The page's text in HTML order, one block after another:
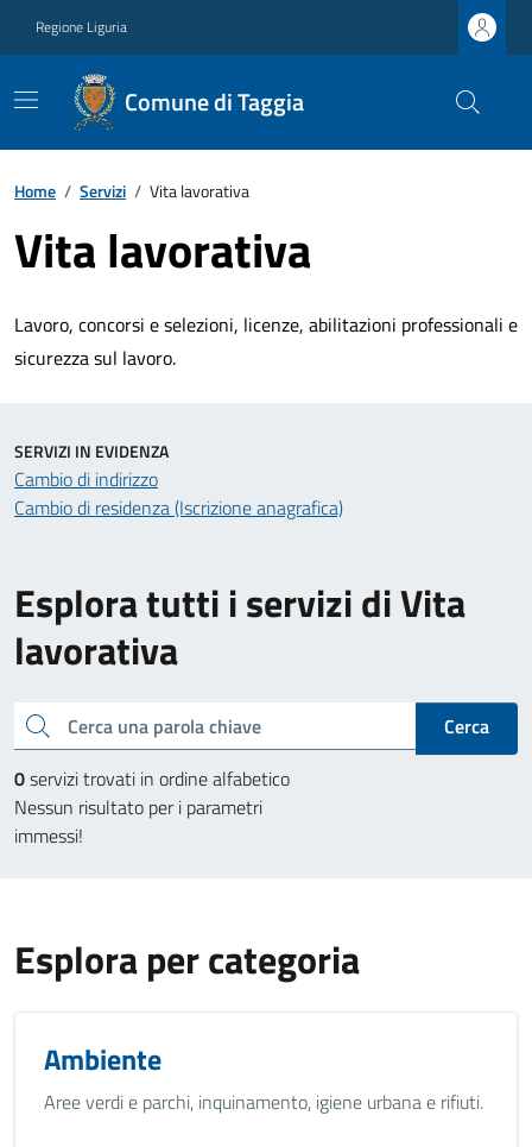
Regione Liguria
Comune di Taggia
Home / Servizi / Vita lavorativa
Vita lavorativa
Lavoro, concorsi e selezioni, licenze, abilitazioni professionali e
sicurezza sul lavoro.
Esplora tutti i servizi di Vita
lavorativa
Cerca una parola chiave
Cerca
0servizi trovati in ordine alfabetico
Nessun risultato per i parametri
immessi!
SERVIZI IN EVIDENZA
Cambio di indirizzo
Cambio di residenza (Iscrizione anagrafica)
Esplora per categoria
Ambiente
Aree verdi e parchi, inquinamento, igiene urbana e rifiuti.